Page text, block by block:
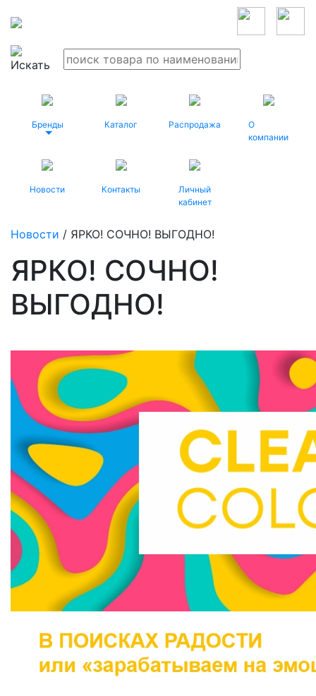
Бренды Каталог Распродажа
О
компании
Новости Контакты
Личный
кабинет
Новости / ЯРКО! СОЧНО! ВЫГОДНО!
ЯРКО! СОЧНО!
ВЫГОДНО!